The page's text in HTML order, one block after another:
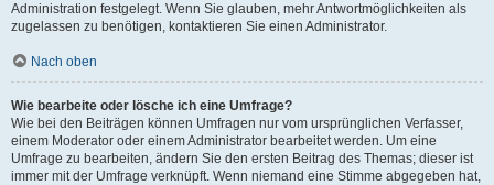
Administration festgelegt. Wenn Sie glauben, mehr Antwortmöglichkeiten als
zugelassen zu benötigen, kontaktieren Sie einen Administrator.
Nach oben
Wie bearbeite oder lösche ich eine Umfrage?
Wie bei den Beiträgen können Umfragen nur vom ursprünglichen Verfasser,
einem Moderator oder einem Administrator bearbeitet werden. Um eine
Umfrage zu bearbeiten, ändern Sie den ersten Beitrag des Themas; dieser ist
immer mit der Umfrage verknüpft. Wenn niemand eine Stimme abgegeben hat,